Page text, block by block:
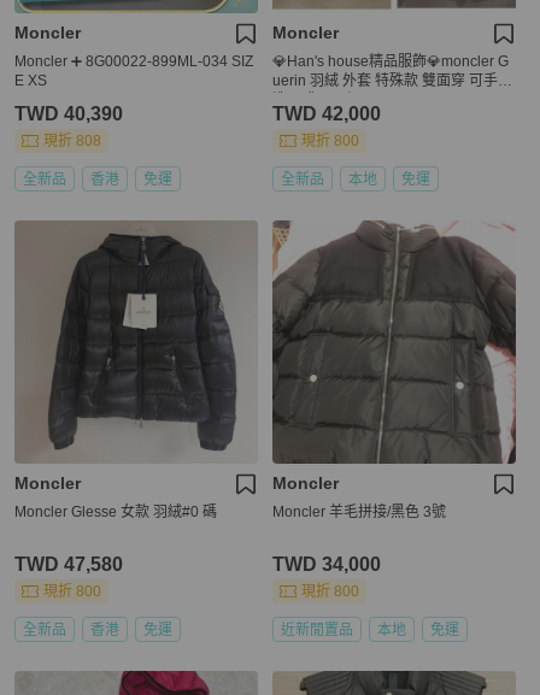
Moncler
Moncler ➕ 8G00022-899ML-034 SIZ
E XS
TWD 40,390
現折 808
全新品 香港 免運
Moncler
💎Han's house精品服飾💎moncler G
uerin 羽絨 外套 特殊款 雙面穿 可手水
TWD 42,000
現折 800
全新品 本地 免運
Moncler
Moncler Glesse 女款 羽絨#0 碼
TWD 47,580
現折 800
全新品 香港 免運
Moncler
Moncler 羊毛拼接/黑色 3號
TWD 34,000
現折 800
近新閒置品 本地 免運